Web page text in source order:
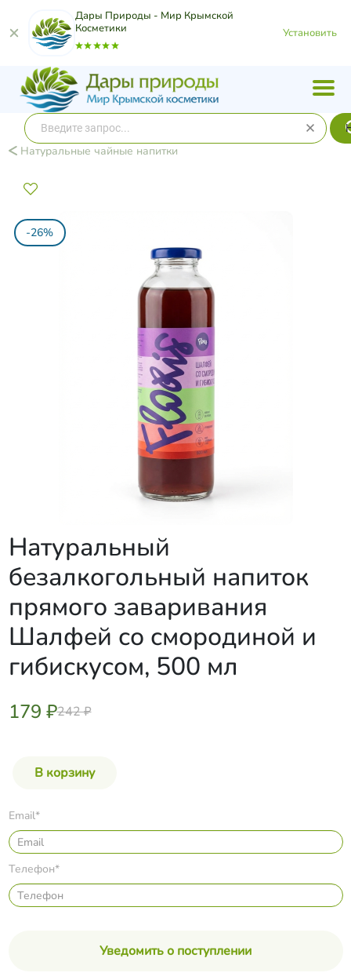
Дары Природы - Мир Крымской
Косметики
Установить
Натуральные чайные напитки
-26%
Натуральный
безалкогольный напиток
прямого заваривания
Шалфей со смородиной и
гибискусом, 500 мл
179 ₽242 ₽
Email*
Телефон*
Уведомить о поступлении